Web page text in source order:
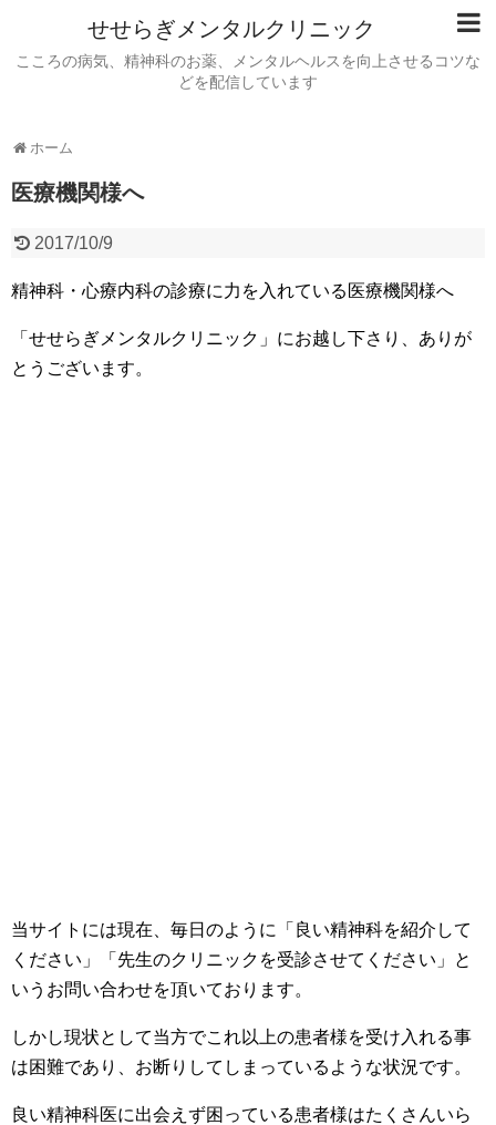
せせらぎメンタルクリニック
こころの病気、精神科のお薬、メンタルヘルスを向上させるコツな
どを配信しています
ホーム
医療機関様へ
2017/10/9
精神科・心療内科の診療に力を入れている医療機関様へ
「せせらぎメンタルクリニック」にお越し下さり、ありが
とうございます。
当サイトには現在、毎日のように「良い精神科を紹介して
ください」「先生のクリニックを受診させてください」と
いうお問い合わせを頂いております。
しかし現状として当方でこれ以上の患者様を受け入れる事
は困難であり、お断りしてしまっているような状況です。
良い精神科医に出会えず困っている患者様はたくさんいら